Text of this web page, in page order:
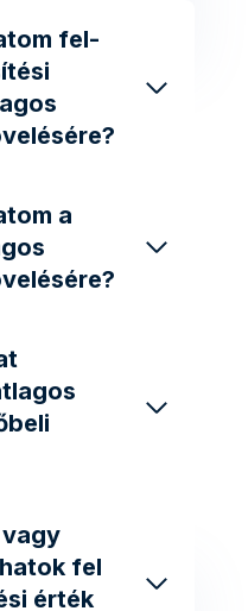
fel-
a
fel
érték